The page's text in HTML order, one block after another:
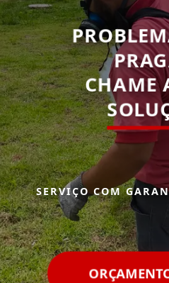
CHAME
SERVIÇO COM